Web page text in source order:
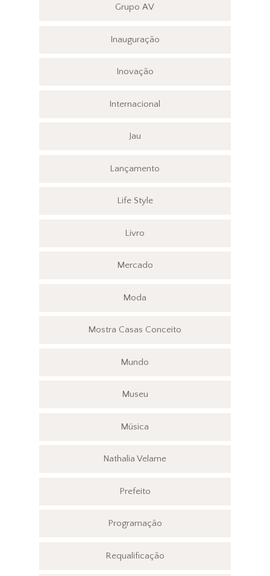
Grupo AV
Inauguração
Inovação
Internacional
Jau
Lançamento
Life Style
Livro
Mercado
Moda
Mostra Casas Conceito
Mundo
Museu
Música
Nathalia Velame
Prefeito
Programação
Requalificação